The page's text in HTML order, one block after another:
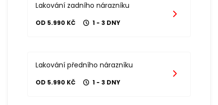
Lakování zadního nárazníku
OD 5.990 KČ 1 - 3 DNY
Lakování předního nárazníku
OD 5.990 KČ 1 - 3 DNY